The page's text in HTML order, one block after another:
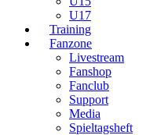
U17
Training
Fanzone
Livestream
Fanshop
Fanclub
Support
Media
Spieltagsheft